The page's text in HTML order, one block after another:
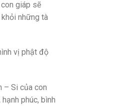
giáp sẽ
những tà
vị phật độ
– Si của con
phúc, bình